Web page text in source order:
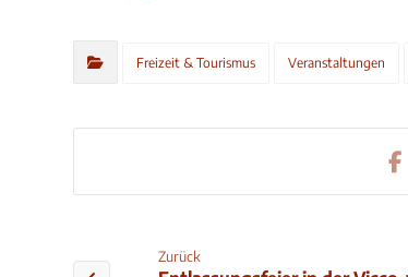
Freizeit & Tourismus Veranstaltungen
Zurück